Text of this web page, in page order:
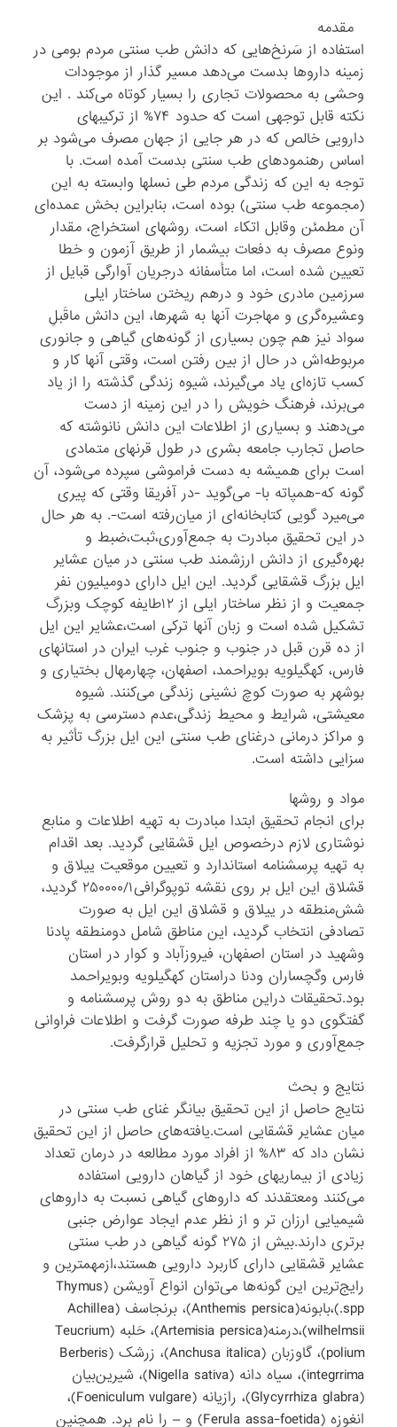
مقدمه
استفاده از سَرنخ‌هایی که دانش طب سنتی مردم بومی در
زمینه داروها بدست می‌دهد مسیر گذار از موجودات
وحشی به محصولات تجاری را بسیار کوتاه می‌کند . این
نکته قابل توجهی است که حدود ۷۴% از ترکیبهای
دارویی خالص که در هر جایی از جهان مصرف می‌شود بر
اساس رهنمود‌های طب سنتی بدست آمده است‌. با
توجه به این که زندگی مردم طی نسلها وابسته به این
(مجموعه طب سنتی) بوده است، بنابراین بخش عمده‌ای
آن مطمئن وقابل اتکاء است، روشهای استخراج، مقدار
ونوع مصرف به دفعات بیشمار از طریق آزمون و خطا
تعیین شده است، اما متأسفانه درجریان آوارگی قبایل از
سرزمین مادری خود و درهم ریختن ساختار ایلی
وعشیره‌گری و مهاجرت آنها به شهرها، این دانش ماقَبلِ
سواد نیز هم چون بسیاری از گونه‌های گیاهی و جانوری
مربوطه‌اش در حال از بین رفتن است، وقتی آنها کار و
کسب تازه‌ای یاد می‌گیرند، شیوه زندگی گذشته را از یاد
می‌برند، فرهنگ خویش را در این زمینه از دست
می‌دهند و بسیاری از اطلاعات این دانش نانوشته که
حاصل تجارب جامعه بشری در طول قرنهای متمادی
است برای همیشه به دست فراموشی سپرده می‌شود، آن
گونه که-همپاته با- می‌گوید -در آفریقا وقتی که پیری
می‌میرد گویی کتابخانه‌ای از میان‌رفته است-. به هر حال
در این تحقیق مبادرت به جمع‌آوری،ثبت،ضبط و
بهره‌گیری از دانش ارزشمند طب سنتی در میان عشایر
ایل بزرگ قشقایی گردید. این ایل دارای دومیلیون نفر
جمعیت و از نظر ساختار ایلی از ۱۲طایفه کوچک وبزرگ
تشکیل شده است‌ و زبان آنها ترکی است،عشایر این ایل
از ده قرن قبل در جنوب و جنوب غرب ایران در استانهای
فارس، کهگیلویه بویراحمد، اصفهان، چهارمهال بختیاری و
بوشهر به صورت کوچ نشینی زندگی می‌کنند. شیوه
معیشتی، شرایط و محیط زندگی،عدم دسترسی به پزشک
و مراکز‌ درمانی درغنای طب سنتی این ایل بزرگ تأثیر به
سزایی‌ داشته است.
مواد و روشها
برای انجام تحقیق ابتدا مبادرت به تهیه اطلاعات‌ و منابع
نوشتاری لازم درخصوص ایل قشقایی ‌گردید.‌ بعد اقدام
به تهیه پرسشنامه استاندارد و تعیین موقعیت ییلاق و
قشلاق این ایل بر روی نقشه توپوگرافی۲۵۰۰۰۰/۱ گردید،
شش‌‌منطقه در ییلاق و قشلاق این ایل به صورت
تصادفی انتخاب گردید، این مناطق شامل دومنطقه پادنا
وشهید در استان اصفهان، فیروزآباد و کوار در استان
فارس و‌گچساران ودنا دراستان کهگیلویه وبویراحمد
بود.تحقیقات دراین مناطق به دو روش پرسشنامه و
گفتگوی دو یا چند طرفه صورت گرفت و اطلاعات فراوانی
جمع‌آوری و مورد تجزیه و تحلیل قرارگرفت‌.
نتایج و بحث
نتایج حاصل از این تحقیق بیانگر غنای طب سنتی در
میان عشایر قشقایی است.یافته‌های حاصل از این تحقیق
نشان داد که ۸۳% از افراد مورد مطالعه در درمان تعداد
زیادی از بیماریهای خود از گیاهان دارویی استفاده
می‌کنند ومعتقدند که داروهای گیاهی نسبت به دارو‌های
شیمیایی ارزان تر و از نظر عدم ایجاد عوارض جنبی
برتری دارند.بیش از ۲۷۵ گونه گیاهی در طب سنتی
عشایر قشقایی دارای کاربرد دارویی هستند،ازمهمترین و
رایج‌ترین این گونه‌ها می‌توان انواع آویشن (Thymus
spp.)،بابونه(Anthemis persica)، برنجاسف (Achillea
wilhelmsii)،درمنه(Artemisia persica)، حَلبه (Teucrium
polium)، گاوزبان (Anchusa italica)‌، زرشک (Berberis
integrrima)، سیاه دانه (Nigella sativa)، شیرین‌بیان
(Glycyrrhiza glabra)، رازیانه (Foeniculum vulgare)،
انغوزه (Ferula assa-foetida) و – را نام برد. همچنین